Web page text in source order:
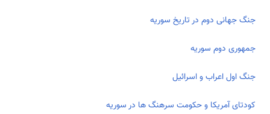
جنگ جهانی دوم در تاریخ سوریه
جمهوری دوم سوریه
جنگ اول اعراب و اسرائیل
کودتای آمریکا و حکومت­ سرهنگ ­ها در سوریه